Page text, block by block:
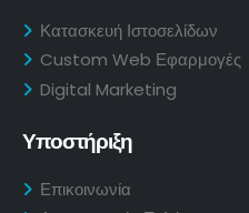
Κατασκευή Ιστοσελίδων
Custom Web Εφαρμογές
Digital Marketing
Υποστήριξη
Επικοινωνία